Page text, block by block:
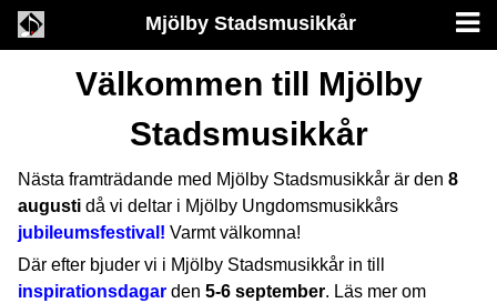
Mjölby Stadsmusikkår
Välkommen till Mjölby
Stadsmusikkår
Nästa framträdande med Mjölby Stadsmusikkår är den 8
augusti då vi deltar i Mjölby Ungdomsmusikkårs
jubileumsfestival! Varmt välkomna!
Där efter bjuder vi i Mjölby Stadsmusikkår in till
inspirationsdagar den 5-6 september. Läs mer om